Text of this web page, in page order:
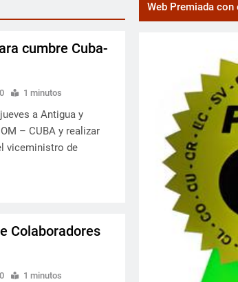
cumbre Cuba-
0 1 minutos
a Antigua y
– CUBA y realizar
viceministro de
Colaboradores
0 1 minutos
Web Premiada